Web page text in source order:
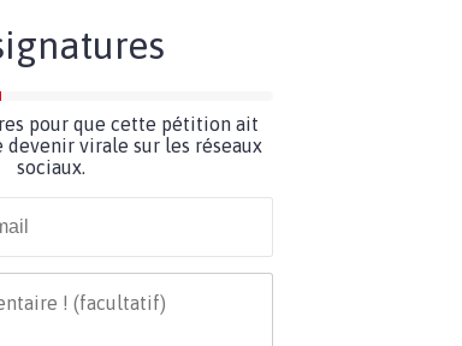
pour que cette pétition ait
devenir virale sur les réseaux
sociaux.